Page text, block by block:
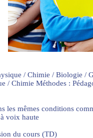
/ Chimie / Biologie /
/ Chimie Méthodes :
les mêmes conditions
voix haute
du cours (TD)